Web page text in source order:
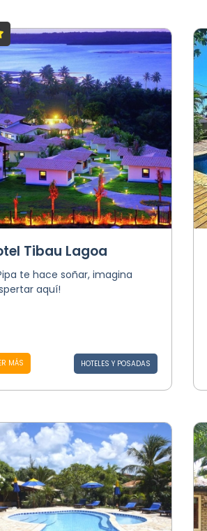
Tibau Lagoa
te hace soñar, imagina
aquí!
MÁS HOTELES Y POSADAS